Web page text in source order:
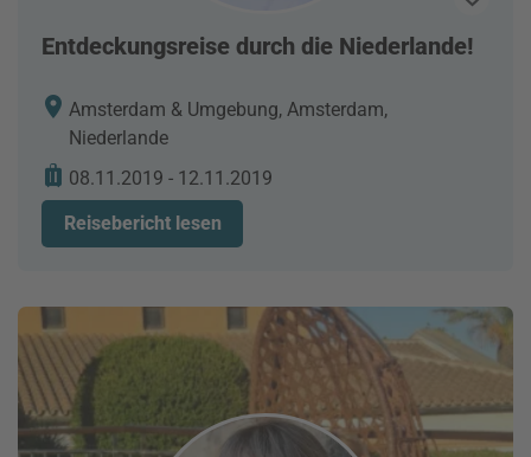
Entdeckungsreise durch die Niederlande!
Amsterdam & Umgebung, Amsterdam,
Niederlande
08.11.2019 - 12.11.2019
Reisebericht lesen